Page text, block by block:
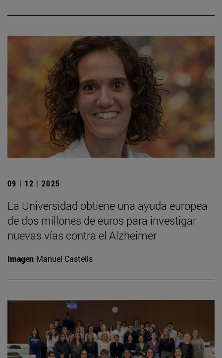
09 | 12 | 2025
La Universidad obtiene una ayuda europea
de dos millones de euros para investigar
nuevas vías contra el Alzheimer
Imagen Manuel Castells